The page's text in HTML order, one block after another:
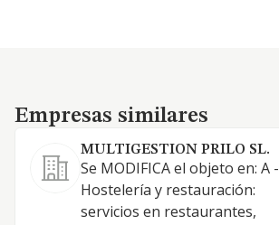
Empresas similares
Empresas similares
MULTIGESTION PRILO SL.
Se MODIFICA el objeto en: A -
Hostelería y restauración:
servicios en restaurantes,